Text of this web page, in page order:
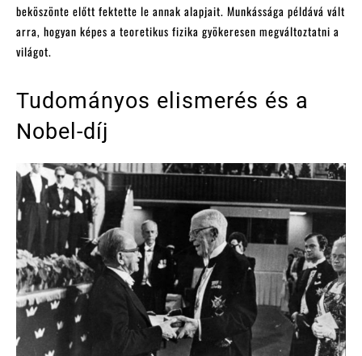
beköszönte előtt fektette le annak alapjait. Munkássága példává vált
arra, hogyan képes a teoretikus fizika gyökeresen megváltoztatni a
világot.
Tudományos elismerés és a
Nobel-díj